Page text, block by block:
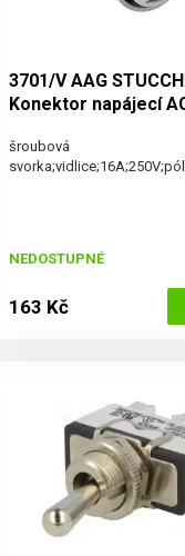
3701/V AAG
Konektor napájecí
šroubová
NEDOSTUPNÉ
163 Kč